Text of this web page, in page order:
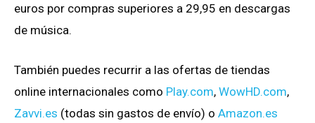
euros por compras superiores a 29,95 en descargas
de música.
También puedes recurrir a las ofertas de tiendas
online internacionales como Play.com, WowHD.com,
Zavvi.es (todas sin gastos de envío) o Amazon.es